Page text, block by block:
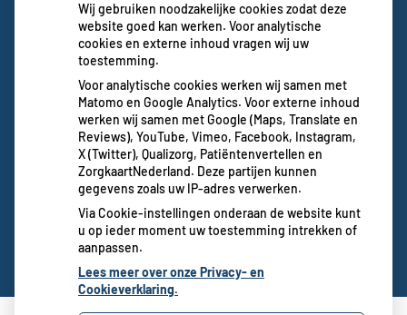
Wij gebruiken noodzakelijke cookies zodat deze
website goed kan werken. Voor analytische
cookies en externe inhoud vragen wij uw
toestemming.
Voor analytische cookies werken wij samen met
Matomo en Google Analytics. Voor externe inhoud
werken wij samen met Google (Maps, Translate en
Reviews), YouTube, Vimeo, Facebook, Instagram,
X (Twitter), Qualizorg, Patiëntenvertellen en
ZorgkaartNederland. Deze partijen kunnen
gegevens zoals uw IP-adres verwerken.
Via Cookie-instellingen onderaan de website kunt
u op ieder moment uw toestemming intrekken of
aanpassen.
Lees meer over onze Privacy- en
Cookieverklaring.